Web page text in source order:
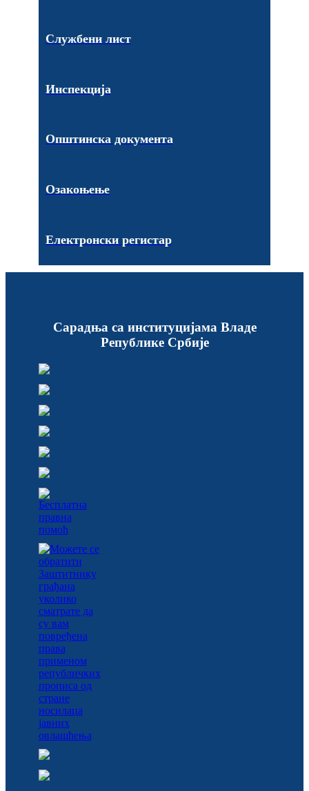
Службени лист
Инспекција
Општинска документа
Озакоњење
Електронски регистар
Сарадња са институцијама Владе
Републике Србије